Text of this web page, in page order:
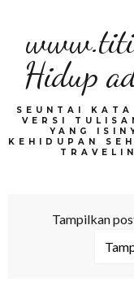
Hidup
SEUNTAI
VERSI
YANG
KEHIDUPAN
Tampilkan